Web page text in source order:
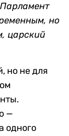
но
царский
но не для
—
одного